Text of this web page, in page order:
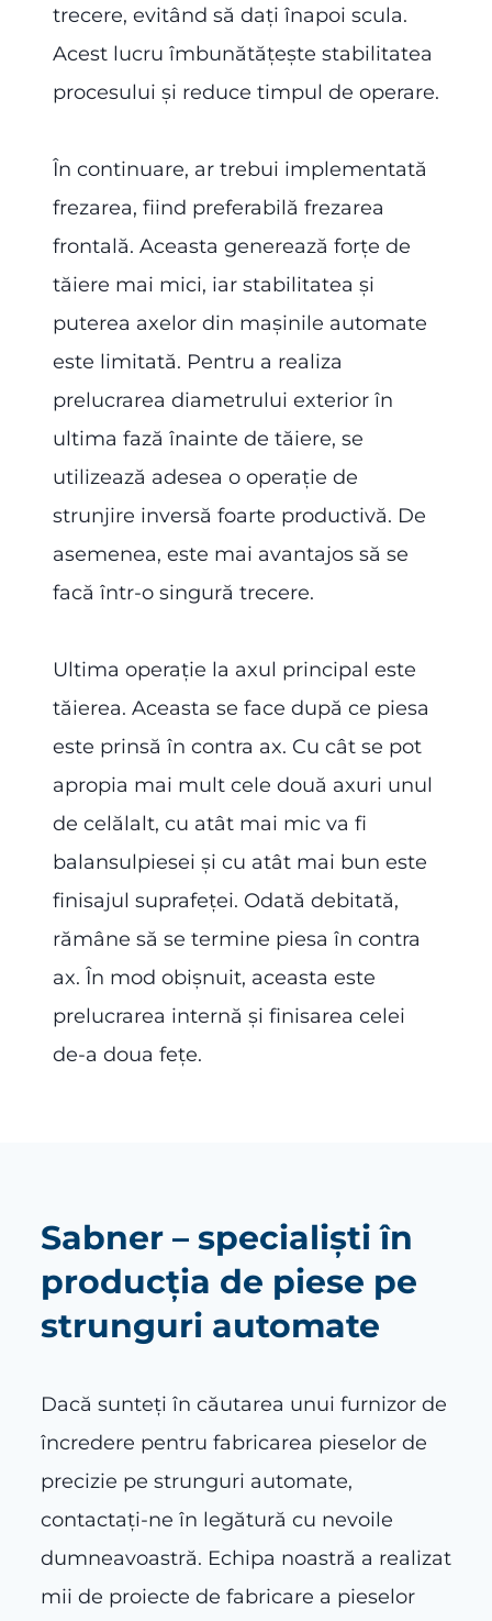
trecere, evitând să dați înapoi scula.
Acest lucru îmbunătățește stabilitatea
procesului și reduce timpul de operare.
În continuare, ar trebui implementată
frezarea, fiind preferabilă frezarea
frontală. Aceasta generează forțe de
tăiere mai mici, iar stabilitatea și
puterea axelor din mașinile automate
este limitată. Pentru a realiza
prelucrarea diametrului exterior în
ultima fază înainte de tăiere, se
utilizează adesea o operație de
strunjire inversă foarte productivă. De
asemenea, este mai avantajos să se
facă într-o singură trecere.
Ultima operație la axul principal este
tăierea. Aceasta se face după ce piesa
este prinsă în contra ax. Cu cât se pot
apropia mai mult cele două axuri unul
de celălalt, cu atât mai mic va fi
balansulpiesei și cu atât mai bun este
finisajul suprafeței. Odată debitată,
rămâne să se termine piesa în contra
ax. În mod obișnuit, aceasta este
prelucrarea internă și finisarea celei
de-a doua fețe.
Sabner – specialiști în
producția de piese pe
strunguri automate
Dacă sunteți în căutarea unui furnizor de
încredere pentru fabricarea pieselor de
precizie pe strunguri automate,
contactați-ne în legătură cu nevoile
dumneavoastră. Echipa noastră a realizat
mii de proiecte de fabricare a pieselor